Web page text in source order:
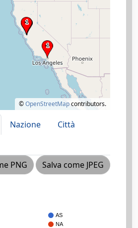
©OpenStreetMapcontributors.
Nazione
Città
PNG
Salva come JPEG
AS
NA